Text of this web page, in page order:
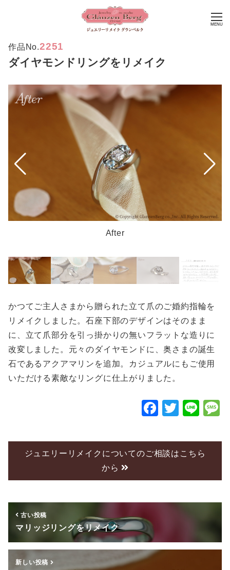
MENU
作品No.2251
ダイヤモンドリングをリメイク
After
かつてご主人さまから贈られた立て爪のご婚約指輪を
リメイクしました。石座下部のデザインはそのまま
に、立て爪部分を引っ掛かりの無いフラットな造りに
改変しました。元々のダイヤモンドに、奥さまの誕生
石であるアクアマリンを追加。カジュアルにもご使用
いただける素敵なリングに仕上がりました。
F
c
e
o
T
tt
er
Li
e
ジュエリーリメイクについてのご相談はこちら
から
古い投稿
マリッジリングをリメイク
新しい投稿